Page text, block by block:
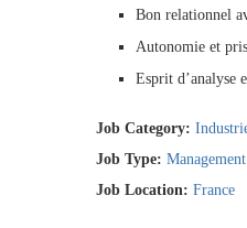
Bon relationnel
Autonomie et
Esprit d’analyse
Job Category:
Job Type: Management
Job Location: France